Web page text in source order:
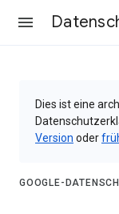
Dies ist eine
Version oder
GOOGLE-